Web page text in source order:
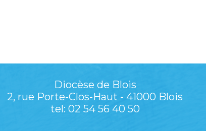
Diocèse de Blois
2, rue Porte-Clos-Haut - 41000 Blois
tel: 02 54 56 40 50